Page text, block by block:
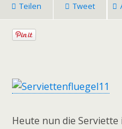
Teilen Tweet
Heute nun die